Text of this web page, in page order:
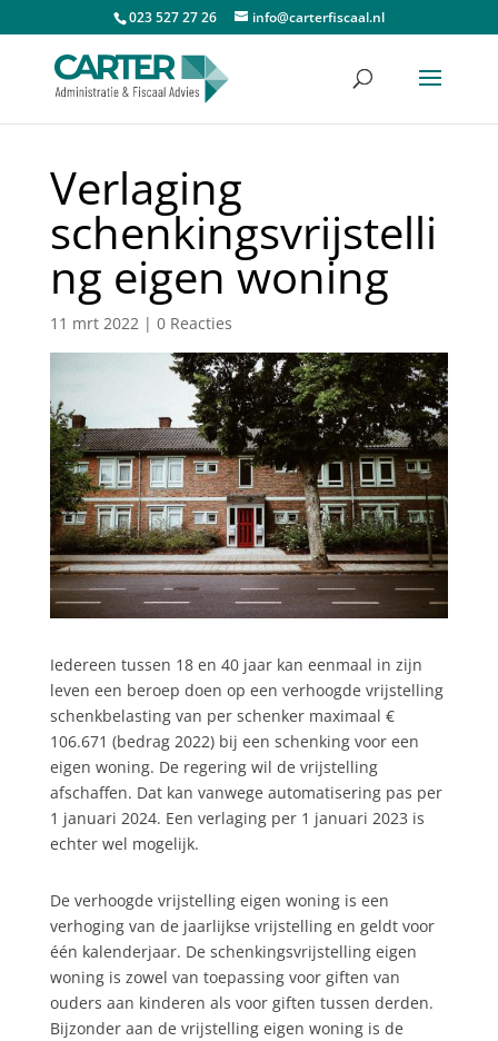
023 527 27 26 info@carterfiscaal.nl
Verlaging
schenkingsvrijstelli
ng eigen woning
11 mrt 2022| 0 Reacties
Iedereen tussen 18 en 40 jaar kan eenmaal in zijn
leven een beroep doen op een verhoogde vrijstelling
schenkbelasting van per schenker maximaal €
106.671 (bedrag 2022) bij een schenking voor een
eigen woning. De regering wil de vrijstelling
afschaffen. Dat kan vanwege automatisering pas per
1 januari 2024. Een verlaging per 1 januari 2023 is
echter wel mogelijk.
De verhoogde vrijstelling eigen woning is een
verhoging van de jaarlijkse vrijstelling en geldt voor
één kalenderjaar. De schenkingsvrijstelling eigen
woning is zowel van toepassing voor giften van
ouders aan kinderen als voor giften tussen derden.
Bijzonder aan de vrijstelling eigen woning is de